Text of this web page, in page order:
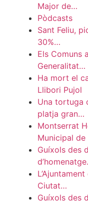
Major de…
Pòdcasts
Sant Feliu,
30%…
Els Comuns
Generalitat…
Ha mort el
Llibori Pujol
Una tortuga
platja gran…
Montserrat
Municipal de
Guíxols des
Ciutat…
Guíxols des